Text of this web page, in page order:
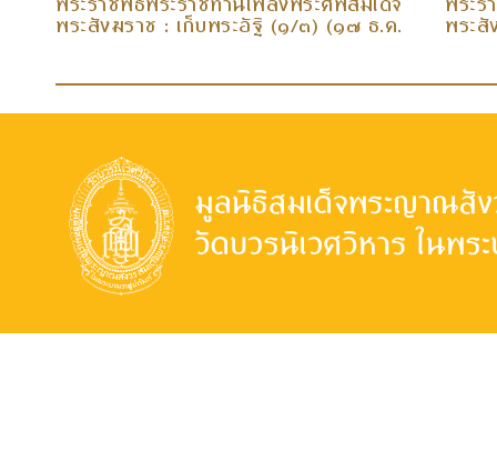
พระสังฆราช : เก็บพระอัฐิ (๑/๓) (๑๗ ธ.ค.
พระ